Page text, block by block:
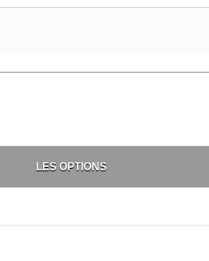
LES OPTIONS